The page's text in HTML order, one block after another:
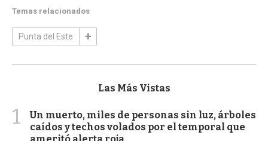
Temas relacionados
Punta del Este
Las Más Vistas
1
Un muerto, miles de personas sin luz, árboles
caídos y techos volados por el temporal que